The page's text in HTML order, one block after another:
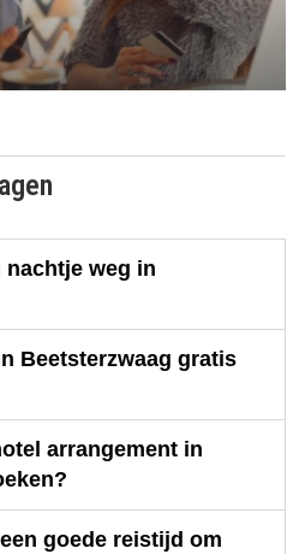
nachtje weg in
Beetsterzwaag gratis
arrangement in
goede reistijd om